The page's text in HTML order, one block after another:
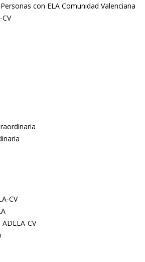
con ELA Comunidad Valenciana
CV
CV